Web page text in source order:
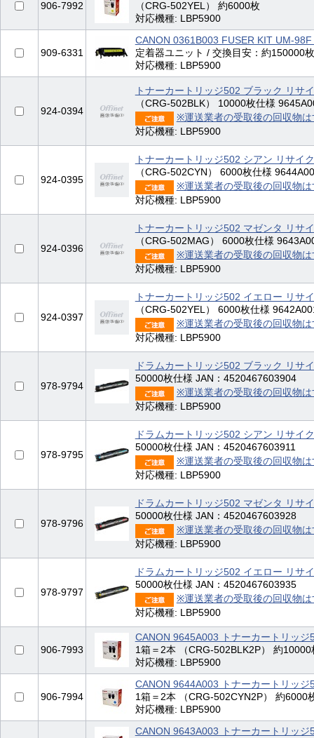
906-7992
（CRG-502YEL） 約6000枚
対応機種: LBP5900
909-6331
CANON 0361B003 FUSER KIT UM-98F
定着器ユニット / 交換目安：約150000枚
対応機種: LBP5900
924-0394
トナーカートリッジ502 ブラック リサ
（CRG-502BLK） 10000枚仕様
※運送業者の受取後の回収物
対応機種: LBP5900
924-0395
トナーカートリッジ502 シアン リサイ
（CRG-502CYN） 6000枚仕様
※運送業者の受取後の回収物
対応機種: LBP5900
924-0396
トナーカートリッジ502 マゼンタ リサ
（CRG-502MAG） 6000枚仕様
※運送業者の受取後の回収物
対応機種: LBP5900
924-0397
トナーカートリッジ502 イエロー リサ
（CRG-502YEL） 6000枚仕様
※運送業者の受取後の回収物
対応機種: LBP5900
978-9794
ドラムカートリッジ502 ブラック リサ
50000枚仕様 JAN：4520467603904
※運送業者の受取後の回収物
対応機種: LBP5900
978-9795
ドラムカートリッジ502 シアン リサイ
50000枚仕様 JAN：4520467603911
※運送業者の受取後の回収物
対応機種: LBP5900
978-9796
ドラムカートリッジ502 マゼンタ リサ
50000枚仕様 JAN：4520467603928
※運送業者の受取後の回収物
対応機種: LBP5900
978-9797
ドラムカートリッジ502 イエロー リサ
50000枚仕様 JAN：4520467603935
※運送業者の受取後の回収物
対応機種: LBP5900
906-7993
CANON 9645A003 トナーカートリッ
1箱＝2本 （CRG-502BLK2P） 約10000
対応機種: LBP5900
906-7994
CANON 9644A003 トナーカートリッ
1箱＝2本 （CRG-502CYN2P） 約6000
対応機種: LBP5900
CANON 9643A003 トナーカートリッ